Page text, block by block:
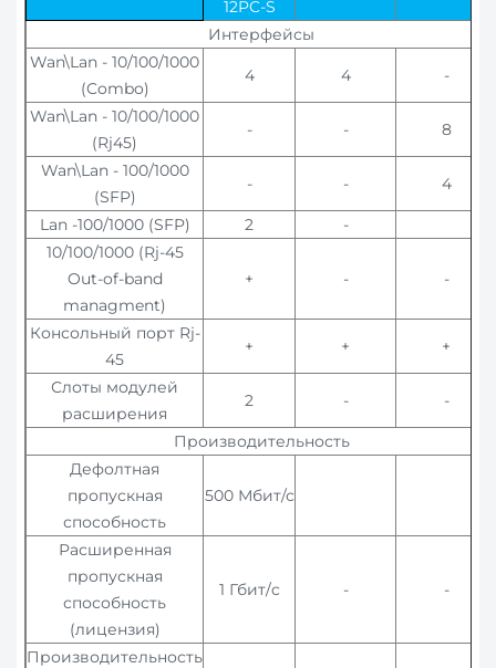
12PC-S
Интерфейсы
Wan\Lan - 10/100/1000
(Combo)
4 4 -
Wan\Lan - 10/100/1000
(Rj45)
- - 8
Wan\Lan - 100/1000
(SFP)
- - 4
Lan -100/1000 (SFP) 2
-
10/100/1000 (Rj-45
Out-of-band
managment)
+ - -
Консольный порт Rj-
45
+ + +
Слоты модулей
расширения
2 - -
Производительность
Дефолтная
пропускная
способность
500 Мбит/с
Расширенная
пропускная
способность
(лицензия)
1 Гбит/c - -
Производительность